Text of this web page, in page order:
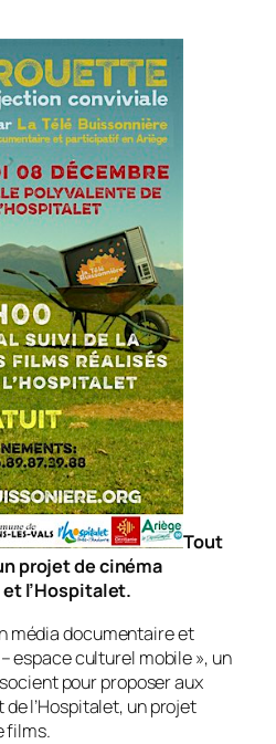
Tout
projet de cinéma
et l’Hospitalet.
média documentaire et
– espace culturel mobile», un
pour proposer aux
l’Hospitalet, un projet
films.